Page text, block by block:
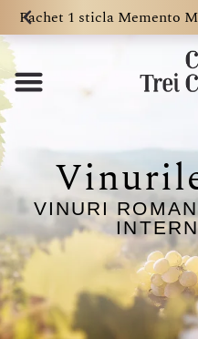
Pachet 1 sticla Memento
VINURI